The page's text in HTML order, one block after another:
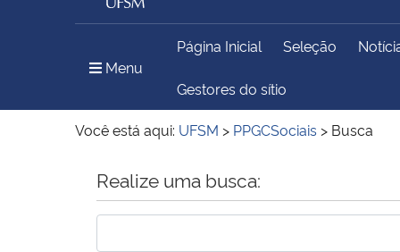
Ministério do Meio Ambiente Ministério do Turismo
Institucional
Menu
Página Inicial Seleção
Gestores do sítio
Você está aqui: UFSM > PPGCSociais > Busca
Início do conteúdo
Realize uma busca: